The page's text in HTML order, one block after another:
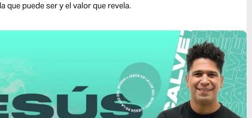
que puede ser y el valor que revela.